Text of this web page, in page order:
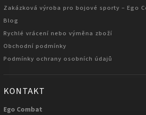
Zakázková výroba pro bojové sporty – Ego
Blog
Rychlé vrácení nebo výměna zboží
Obchodní podmínky
Podmínky ochrany osobních údajů
KONTAKT
Ego Combat